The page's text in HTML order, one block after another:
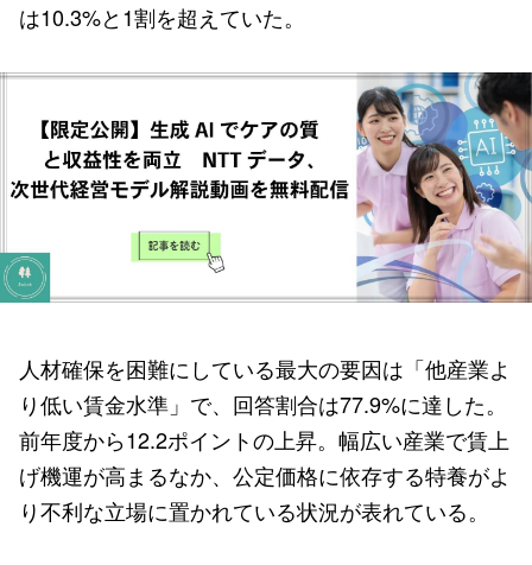
は10.3%と1割を超えていた。
人材確保を困難にしている最大の要因は「他産業よ
り低い賃金水準」で、回答割合は77.9%に達した。
前年度から12.2ポイントの上昇。幅広い産業で賃上
げ機運が高まるなか、公定価格に依存する特養がよ
り不利な立場に置かれている状況が表れている。